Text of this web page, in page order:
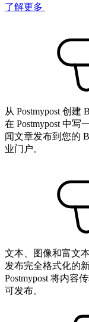
了解更多
从 Postmypost 创建
在 Postmypost 中
闻文章发布到您的
业门户。
文本、图像和富文
发布完全格式化的
Postmypost 将内容
可发布。